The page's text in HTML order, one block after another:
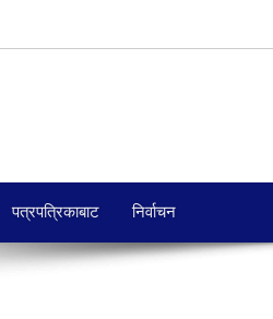
पत्रपत्रिकाबाट निर्वाचन